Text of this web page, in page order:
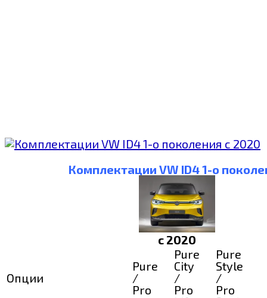
Комплектации VW ID4 1-о
с 2020
Опции
Pure
/
Pro
Pure
City
/
Pro
Pure
Style
/
Pro